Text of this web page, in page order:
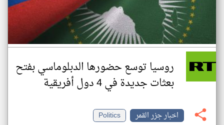
روسيا توسع حضورها الدبلوماسي بفتح
بعثات جديدة في 4 دول أفريقية
اخبار جزر القمر
Politics